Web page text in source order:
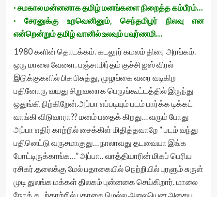
· சமகால மன்னனாக தமிழ் மனங்களை நிறைத்த கம்பீரம்…
· சேரனுக்கு உறவெனினும், செந்தமிழர் நிலவு என
என்றென்றும் தமிழ் வானில் உலவும் பவுர்ணமி…
1980 களின் தொடக்கம். கடலூர் கமலம் திரை அரங்கம்.
ஒரு மாலை வேளை. பஞ்சாமிர்தம் குச்சி ஐஸ் விரல்
இடுக்குகளில் பிசு பிசுத்து, முழங்கை வரை வடிகிற
பதினோரு வயது சிறுவனாக பெருங்கூட்டத்தில் இருந்து
ஒதுங்கி நிற்கிறேன்.அப்பா எப்படியும் படம் பார்க்க டிக்கட்
வாங்கி விடுவாரா?? மனம் பதைக் கிறது… வரும் போது
அப்பா எதிர் காற்றில் சைக்கிள் மிதித்தவாறே ” படம் வந்து
பதினெட்டு வருசமாகுது… நாலாவது தடவையா இங்க
போட்டிருக்காங்க…” அப்பா.. வாத்தியாரின் மிகப் பெரிய
ரசிகர்.தலைக்கு மேல் பதாகையில் நெற்றியில் புரளும் சுருள்
முடி துலங்க மக்கள் திலகம் புன்னகை செய்கிறார். மாலை
நேரக் கடற்காற்றில் பதாகை மெல்ல அலையென அசைய